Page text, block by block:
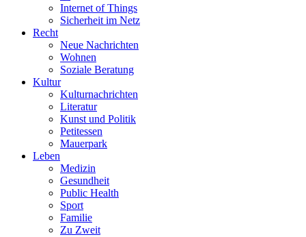
Internet of Things
Sicherheit im Netz
Recht
Neue Nachrichten
Wohnen
Soziale Beratung
Kultur
Kulturnachrichten
Literatur
Kunst und Politik
Petitessen
Mauerpark
Leben
Medizin
Gesundheit
Public Health
Sport
Familie
Zu Zweit